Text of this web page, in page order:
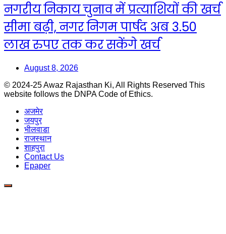
नगरीय निकाय चुनाव में प्रत्याशियों की खर्च
सीमा बढ़ी, नगर निगम पार्षद अब 3.50
लाख रुपए तक कर सकेंगे खर्च
August 8, 2026
© 2024-25 Awaz Rajasthan Ki, All Rights Reserved This
website follows the DNPA Code of Ethics.
अजमेर
जयपुर
भीलवाडा
राजस्थान
शाहपुरा
Contact Us
Epaper